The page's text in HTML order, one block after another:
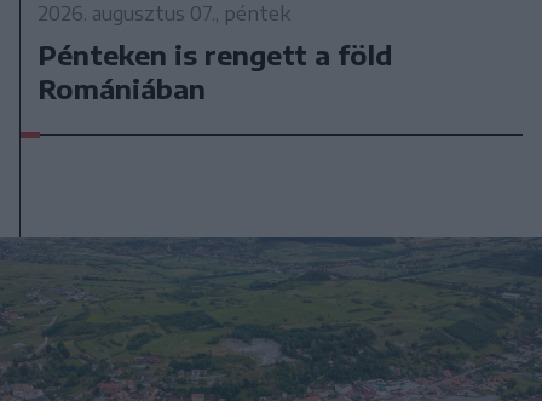
2026. augusztus 07., péntek
Pénteken is rengett a föld
Romániában